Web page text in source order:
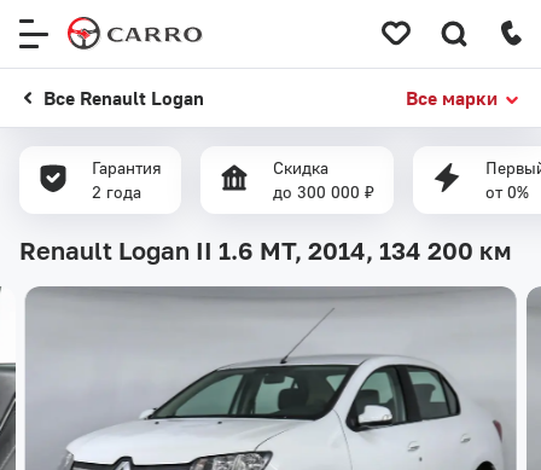
Все Renault Logan Все марки
Гарантия
2 года
Скидка
до 300 000 ₽
от 0%
Renault Logan II 1.6 MT, 2014, 134 200 км